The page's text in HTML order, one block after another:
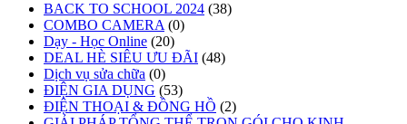
BACK TO SCHOOL 2024 (38)
COMBO CAMERA (0)
Dạy - Học Online (20)
DEAL HÈ SIÊU ƯU ĐÃI (48)
Dịch vụ sửa chữa (0)
ĐIỆN GIA DỤNG (53)
ĐIỆN THOẠI & ĐỒNG HỒ (2)